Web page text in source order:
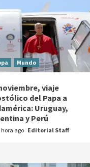
Mundo
viaje
del Papa a
Uruguay,
y Perú
hora ago Editorial Staff